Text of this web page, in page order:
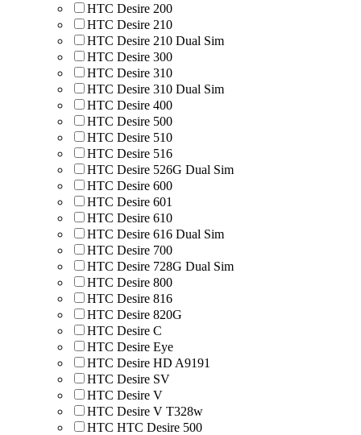
HTC Desire 200
HTC Desire 210
HTC Desire 210 Dual Sim
HTC Desire 300
HTC Desire 310
HTC Desire 310 Dual Sim
HTC Desire 400
HTC Desire 500
HTC Desire 510
HTC Desire 516
HTC Desire 526G Dual Sim
HTC Desire 600
HTC Desire 601
HTC Desire 610
HTC Desire 616 Dual Sim
HTC Desire 700
HTC Desire 728G Dual Sim
HTC Desire 800
HTC Desire 816
HTC Desire 820G
HTC Desire C
HTC Desire Eye
HTC Desire HD A9191
HTC Desire SV
HTC Desire V
HTC Desire V T328w
HTC HTC Desire 500